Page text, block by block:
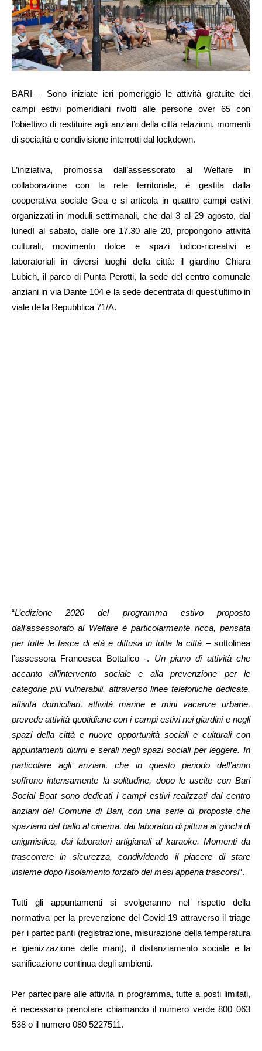
BARI – Sono iniziate ieri pomeriggio le attività gratuite dei
campi estivi pomeridiani rivolti alle persone over 65 con
l’obiettivo di restituire agli anziani della città relazioni, momenti
di socialità e condivisione interrotti dal lockdown.
L’iniziativa, promossa dall’assessorato al Welfare in
collaborazione con la rete territoriale, è gestita dalla
cooperativa sociale Gea e si articola in quattro campi estivi
organizzati in moduli settimanali, che dal 3 al 29 agosto, dal
lunedì al sabato, dalle ore 17.30 alle 20, propongono attività
culturali, movimento dolce e spazi ludico-ricreativi e
laboratoriali in diversi luoghi della città: il giardino Chiara
Lubich, il parco di Punta Perotti, la sede del centro comunale
anziani in via Dante 104 e la sede decentrata di quest’ultimo in
viale della Repubblica 71/A.
“L’edizione 2020 del programma estivo proposto
dall’assessorato al Welfare è particolarmente ricca, pensata
per tutte le fasce di età e diffusa in tutta la città – sottolinea
l’assessora Francesca Bottalico -. Un piano di attività che
accanto all’intervento sociale e alla prevenzione per le
categorie più vulnerabili, attraverso linee telefoniche dedicate,
attività domiciliari, attività marine e mini vacanze urbane,
prevede attività quotidiane con i campi estivi nei giardini e negli
spazi della città e nuove opportunità sociali e culturali con
appuntamenti diurni e serali negli spazi sociali per leggere. In
particolare agli anziani, che in questo periodo dell’anno
soffrono intensamente la solitudine, dopo le uscite con Bari
Social Boat sono dedicati i campi estivi realizzati dal centro
anziani del Comune di Bari, con una serie di proposte che
spaziano dal ballo al cinema, dai laboratori di pittura ai giochi di
enigmistica, dai laboratori artigianali al karaoke. Momenti da
trascorrere in sicurezza, condividendo il piacere di stare
insieme dopo l’isolamento forzato dei mesi appena trascorsi“.
Tutti gli appuntamenti si svolgeranno nel rispetto della
normativa per la prevenzione del Covid-19 attraverso il triage
per i partecipanti (registrazione, misurazione della temperatura
e igienizzazione delle mani), il distanziamento sociale e la
sanificazione continua degli ambienti.
Per partecipare alle attività in programma, tutte a posti limitati,
è necessario prenotare chiamando il numero verde 800 063
538 o il numero 080 5227511.